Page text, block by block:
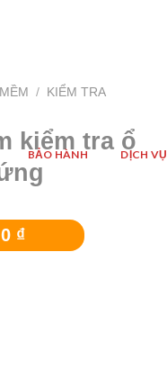
BẢO HÀNH DỊCH VỤ
/
KIỂM TRA
kiểm tra ổ
0 ₫